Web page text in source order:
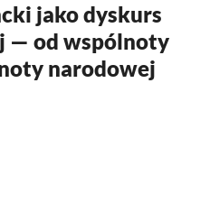
jako dyskurs
— od wspólnoty
narodowej